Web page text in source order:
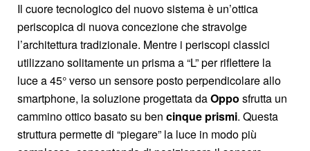
Il cuore tecnologico del nuovo sistema è un’ottica
periscopica di nuova concezione che stravolge
l’architettura tradizionale. Mentre i periscopi classici
utilizzano solitamente un prisma a “L” per riflettere la
luce a 45° verso un sensore posto perpendicolare allo
smartphone, la soluzione progettata daOppo sfrutta un
cammino ottico basato su ben cinque prismi. Questa
struttura permette di “piegare” la luce in modo più